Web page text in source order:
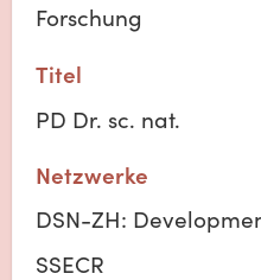
Forschung
Titel
PD Dr. sc. nat.
Netzwerke
DSN-ZH:
SSECR